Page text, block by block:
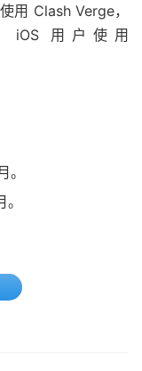
用 Clash Verge，
iOS 用户使用